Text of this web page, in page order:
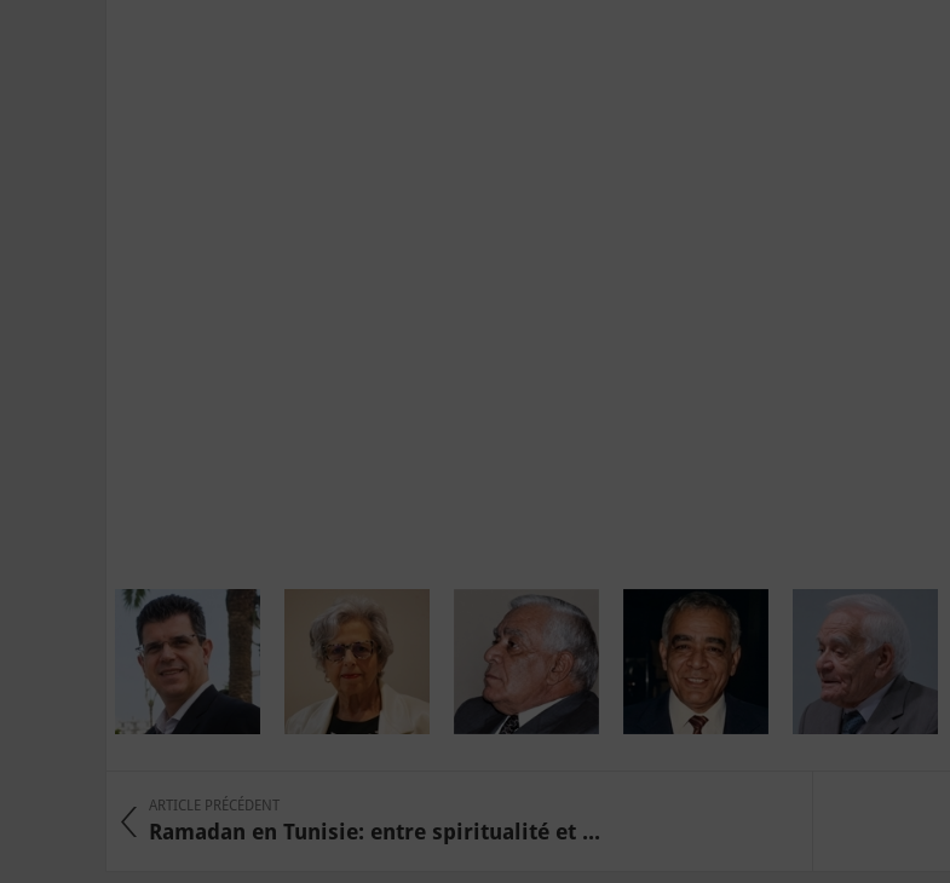
ARTICLE PRÉCÉDENT
Ramadan en Tunisie: entre spiritualité et ...